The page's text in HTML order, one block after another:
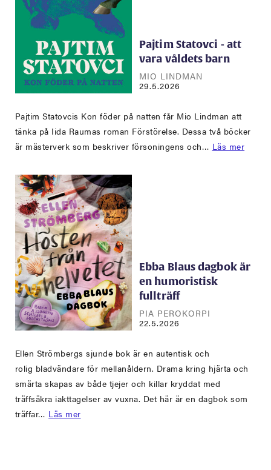
Pajtim Statovci - att
vara våldets barn
MIO LINDMAN
29.5.2026
Pajtim Statovcis Kon föder på natten får Mio Lindman att
tänka på Iida Raumas roman Förstörelse. Dessa två böcker
är mästerverk som beskriver försoningens och… Läs mer
Ebba Blaus dagbok är
en humoristisk
fullträff
PIA PEROKORPI
22.5.2026
Ellen Strömbergs sjunde bok är en autentisk och
rolig bladvändare för mellanåldern. Drama kring hjärta och
smärta skapas av både tjejer och killar kryddat med
träffsäkra iakttagelser av vuxna. Det här är en dagbok som
träffar… Läs mer